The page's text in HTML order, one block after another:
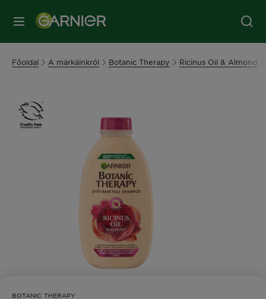
MENÜ
Főoldal A márkáinkról Botanic Therapy Ricinus Oil & Almond
BOTANIC THERAPY